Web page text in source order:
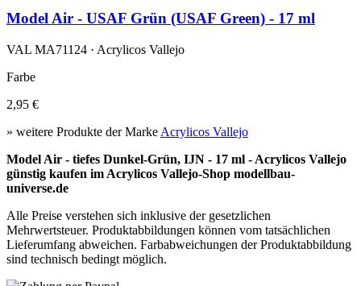
Model Air - USAF Grün (USAF Green) - 17 ml
VAL MA71124 · Acrylicos Vallejo
Farbe
2,95 €
» weitere Produkte der Marke Acrylicos Vallejo
Model Air - tiefes Dunkel-Grün, IJN - 17 ml - Acrylicos Vallejo
günstig kaufen im Acrylicos Vallejo-Shop modellbau-
universe.de
Alle Preise verstehen sich inklusive der gesetzlichen
Mehrwertsteuer. Produktabbildungen können vom tatsächlichen
Lieferumfang abweichen. Farbabweichungen der Produktabbildung
sind technisch bedingt möglich.